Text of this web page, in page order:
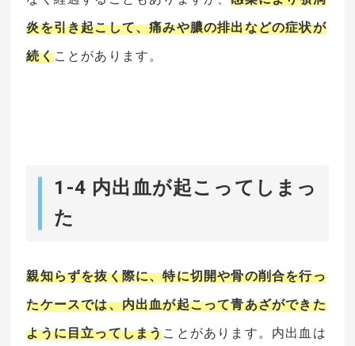
炎を引き起こして、痛みや膿の排出などの症状が
続くことがあります。
1-4 内出血が起こってしまっ
た
親知らずを抜く際に、特に切開や骨の削合を行っ
たケースでは、内出血が起こって青あざができた
ように目立ってしまうことがあります。内出血は